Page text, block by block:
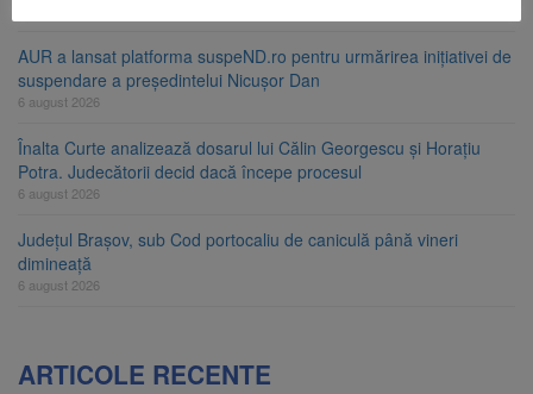
AUR a lansat platforma suspeND.ro pentru urmărirea inițiativei de
suspendare a președintelui Nicușor Dan
6 august 2026
Înalta Curte analizează dosarul lui Călin Georgescu și Horațiu
Potra. Judecătorii decid dacă începe procesul
6 august 2026
Județul Brașov, sub Cod portocaliu de caniculă până vineri
dimineață
6 august 2026
ARTICOLE RECENTE